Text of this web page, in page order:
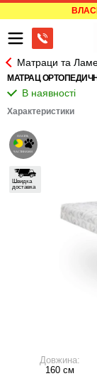
Матраци та
МАТРАЦ
Характеристики
Довжина:
160 см